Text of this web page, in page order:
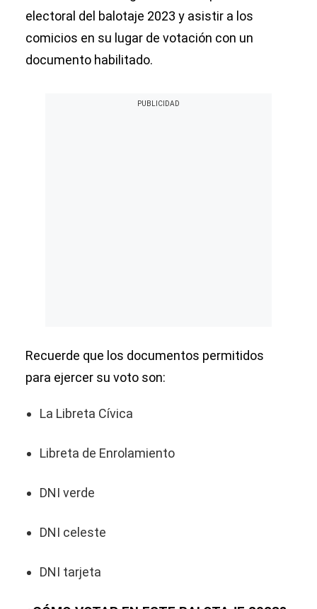
electoral del balotaje 2023 y asistir a los
comicios en su lugar de votación con un
documento habilitado.
Recuerde que los documentos permitidos
para ejercer su voto son:
La Libreta Cívica
Libreta de Enrolamiento
DNI verde
DNI celeste
DNI tarjeta